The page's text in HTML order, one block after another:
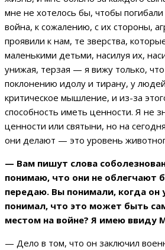
мне не хотелось бы, чтобы
война, к сожалению, с их стороны,
проявили к нам, те зверства,
маленькими детьми, насилуя их,
унижая, терзая — я вижу только,
поклонению идолу и тирану, у людей
критическое мышление, и из-за
способность иметь ценности. Я не
ценности или святыни, но на
они делают — это уровень
— Вам пишут слова
понимаю, что они не облегчают
передаю. Вы понимали, когда он
понимал, что это может быть
местом на войне? Я имею ввиду
— Дело в том, что он заключил